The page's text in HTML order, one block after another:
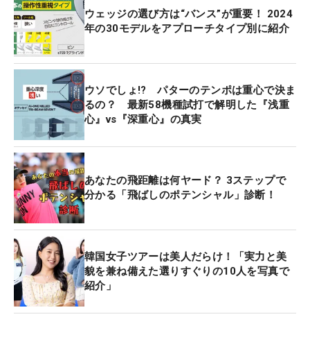
ウェッジの選び方は“バンス”が重要！ 2024
年の30モデルをアプローチタイプ別に紹介
ウソでしょ!? パターのテンポは重心で決ま
るの？ 最新58機種試打で解明した『浅重
心』vs『深重心』の真実
あなたの飛距離は何ヤード？ 3ステップで
分かる「飛ばしのポテンシャル」診断！
韓国女子ツアーは美人だらけ！「実力と美
貌を兼ね備えた選りすぐりの10人を写真で
紹介」